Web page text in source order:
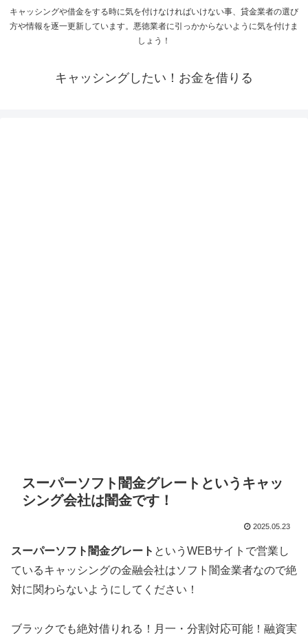
キャッシングや借金をする時に気を付けなければいけない事、貸金業者の選び
方や情報を逐一更新しています。悪徳業者に引っかからないように気を付けま
しょう！
キャッシングしたい！お金を借りる
スーパーソフト闇金グレートというキャッ
シング会社は闇金です！
2025.05.23
スーパーソフト闇金グレート というWEBサイトで営業し
ているキャッシングの金融会社はソフト闇金業者なので絶
対に関わらないようにしてください！
ブラックでも絶対借りれる！月一・分割対応可能！融資実